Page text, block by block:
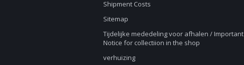
Shipment Costs
Sitemap
Tijdelijke mededeling voor afhalen / Important
Notice for collectiion in the shop
verhuizing